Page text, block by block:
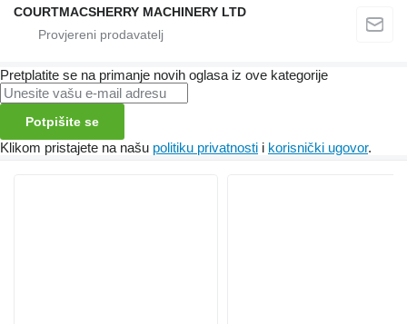
COURTMACSHERRY MACHINERY LTD
Pretplatite se na primanje novih oglasa iz ove kategorije
Potpišite se
Klikom pristajete na našu politiku privatnosti i korisnički ugovor.